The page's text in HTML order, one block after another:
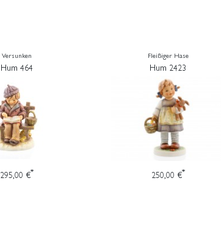
Versunken
Hum 464
295,00 €*
Fleißiger Hase
Hum 2423
250,00 €*